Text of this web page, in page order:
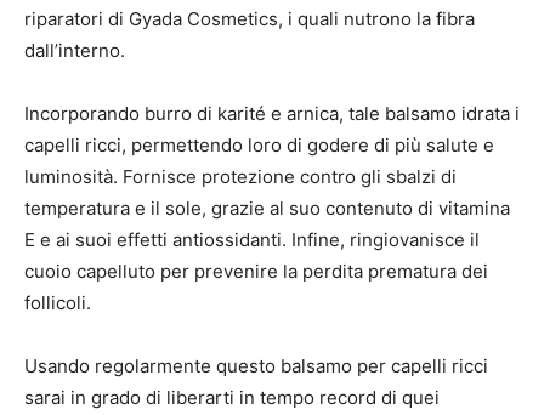
riparatori di Gyada Cosmetics, i quali nutrono la fibra
dall’interno.
Incorporando burro di karité e arnica, tale balsamo idrata i
capelli ricci, permettendo loro di godere di più salute e
luminosità. Fornisce protezione contro gli sbalzi di
temperatura e il sole, grazie al suo contenuto di vitamina
E e ai suoi effetti antiossidanti. Infine, ringiovanisce il
cuoio capelluto per prevenire la perdita prematura dei
follicoli.
Usando regolarmente questo balsamo per capelli ricci
sarai in grado di liberarti in tempo record di quei